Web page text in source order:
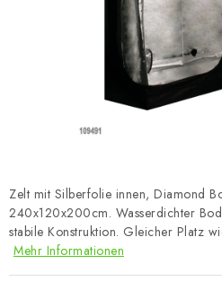
Geschäftsbewertung Kaufberatung
Datenschutzerklärung
Zelt mit Silberfolie innen, Diamond
240x120x200cm. Wasserdichter
stabile Konstruktion. Gleicher Platz
Mehr Informationen